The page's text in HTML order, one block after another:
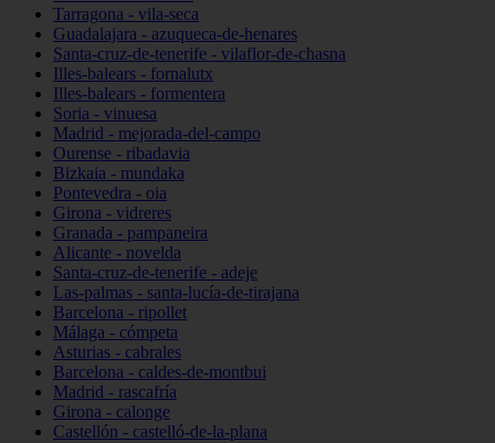
Tarragona - vila-seca
Guadalajara - azuqueca-de-henares
Santa-cruz-de-tenerife - vilaflor-de-chasna
Illes-balears - fornalutx
Illes-balears - formentera
Soria - vinuesa
Madrid - mejorada-del-campo
Ourense - ribadavia
Bizkaia - mundaka
Pontevedra - oia
Girona - vidreres
Granada - pampaneira
Alicante - novelda
Santa-cruz-de-tenerife - adeje
Las-palmas - santa-lucía-de-tirajana
Barcelona - ripollet
Málaga - cómpeta
Asturias - cabrales
Barcelona - caldes-de-montbui
Madrid - rascafría
Girona - calonge
Castellón - castelló-de-la-plana